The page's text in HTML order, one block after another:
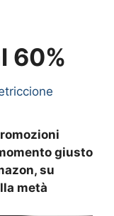
60%
giusto
su
metà